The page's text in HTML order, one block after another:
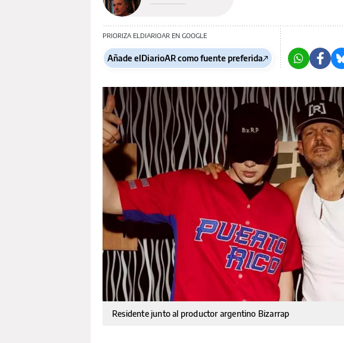
PRIORIZA ELDIARIOAR EN GOOGLE
Añade elDiarioAR como fuente preferida
Residente junto al productor argentino Bizarrap